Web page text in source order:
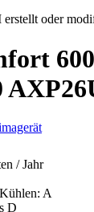
oder
/ Jahr
A
D